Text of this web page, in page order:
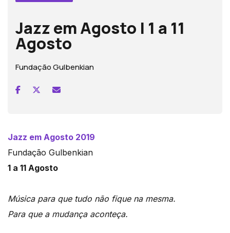
Jazz em Agosto | 1 a 11
Agosto
Fundação Gulbenkian
Jazz em Agosto 2019
Fundação Gulbenkian
1 a 11 Agosto
Música para que tudo não fique na mesma.
Para que a mudança aconteça.